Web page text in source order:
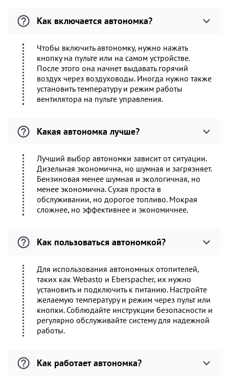
Как включается автономка?
Чтобы включить автономку, нужно нажать
кнопку на пульте или на самом устройстве.
После этого она начнет выдавать горячий
воздух через воздуховоды. Иногда нужно также
установить температуру и режим работы
вентилятора на пульте управления.
Какая автономка лучше?
Лучший выбор автономки зависит от ситуации.
Дизельная экономична, но шумная и загрязняет.
Бензиновая менее шумная и экологичная, но
менее экономична. Сухая проста в
обслуживании, но дорогое топливо. Мокрая
сложнее, но эффективнее и экономичнее.
Как пользоваться автономкой?
Для использования автономных отопителей,
таких как Webasto и Eberspacher, их нужно
установить и подключить к питанию. Настройте
желаемую температуру и режим через пульт или
кнопки. Соблюдайте инструкции безопасности и
регулярно обслуживайте систему для надежной
работы.
Как работает автономка?